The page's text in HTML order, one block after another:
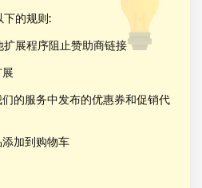
下的规则:
展程序阻止赞助商链接
的服务中发布的优惠券和促销代
加到购物车